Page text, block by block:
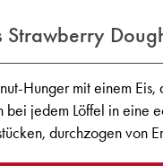
Strawberry
Hunger mit einem
bei jedem Löffel in eine
durchzogen von